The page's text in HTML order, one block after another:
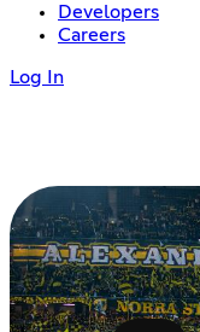
Developers
Careers
Log In